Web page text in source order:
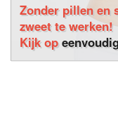
Zonder pillen en
zweet te werken!
Kijk op